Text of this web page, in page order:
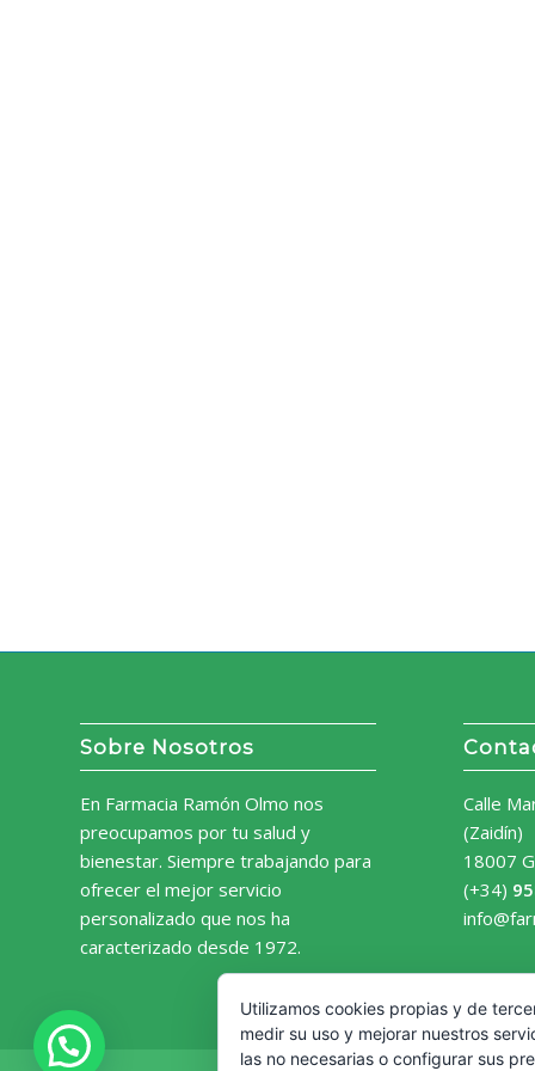
Sobre Nosotros
En Farmacia Ramón Olmo nos
preocupamos por tu salud y
bienestar. Siempre trabajando para
ofrecer el mejor servicio
personalizado que nos ha
caracterizado desde 1972.
Calle
(Zaidín)
18007
(+34)
Utilizamos cookies propias y de
medir su uso y mejorar nuestros
las no necesarias o configurar sus